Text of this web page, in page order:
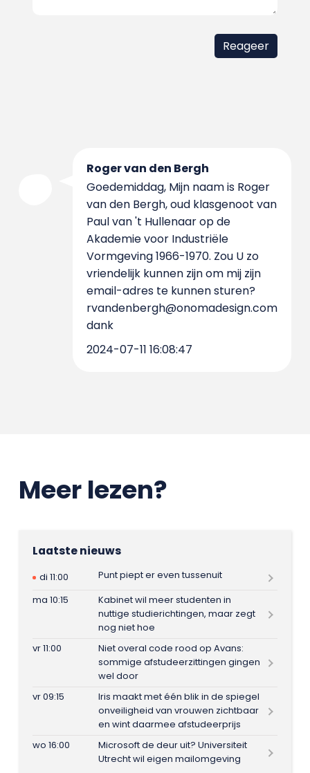
Roger van den Bergh
Goedemiddag, Mijn naam is Roger
van den Bergh, oud klasgenoot van
Paul van 't Hullenaar op de
Akademie voor Industriële
Vormgeving 1966-1970. Zou U zo
vriendelijk kunnen zijn om mij zijn
email-adres te kunnen sturen?
rvandenbergh@onomadesign.com
dank
2024-07-11 16:08:47
Meer lezen?
Laatste nieuws
di 11:00
Punt piept er even tussenuit
ma 10:15
Kabinet wil meer studenten in
nuttige studierichtingen, maar zegt
nog niet hoe
vr 11:00
Niet overal code rood op Avans:
sommige afstudeerzittingen gingen
wel door
vr 09:15
Iris maakt met één blik in de spiegel
onveiligheid van vrouwen zichtbaar
en wint daarmee afstudeerprijs
wo 16:00
Microsoft de deur uit? Universiteit
Utrecht wil eigen mailomgeving